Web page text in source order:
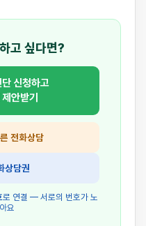
고 싶다면?
신청하고
안받기
전화상담
상담권
로 연결 — 서로의 번호가 노
요